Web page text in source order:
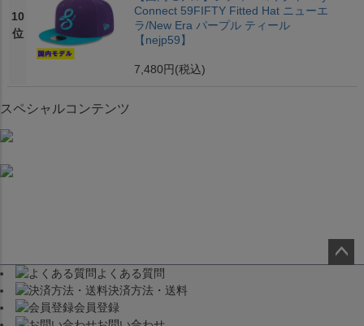
10
位
Connect 59FIFTY Fitted Hat ニューエ
ラ/New Era パープル ティール
【nejp59】
7,480円 (税込)
スペシャルコンテンツ
よくある質問
決済方法・送料
会員登録